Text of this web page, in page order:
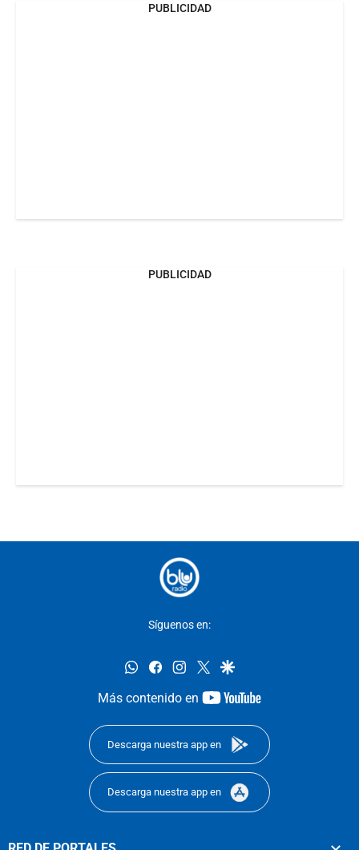
PUBLICIDAD
PUBLICIDAD
Síguenos en:
whatsappfacebookinstagram
twittergoogle
Más contenido en
youtube-
Descarga nuestra app en
Descarga nuestra app en